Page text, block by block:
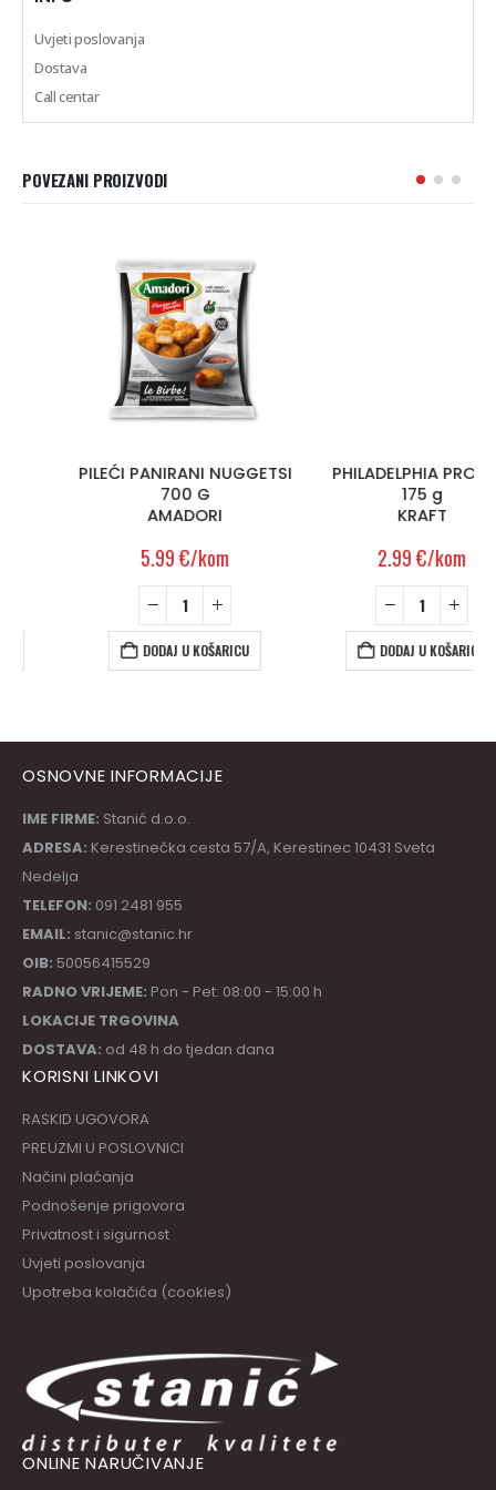
Uvjeti poslovanja
Dostava
Call centar
POVEZANI PROIZVODI
PILEĆI PANIRANI NUGGETSI
AMADORI
/kom
DODAJ U KOŠARICU
PHILADELPHIA PROTEIN
/kom
DODAJ U KOŠARICU
OSNOVNE INFORMACIJE
IME FIRME: Stanić d.o.o.
ADRESA: Kerestinečka cesta 57/A, Kerestinec 10431 Sveta
Nedelja
TELEFON: 091 2481 955
EMAIL: stanic@stanic.hr
OIB: 50056415529
RADNO VRIJEME: Pon - Pet: 08:00 - 15:00 h
LOKACIJE TRGOVINA
DOSTAVA: od 48 h do tjedan dana
KORISNI LINKOVI
RASKID UGOVORA
PREUZMI U POSLOVNICI
Načini plaćanja
Podnošenje prigovora
Privatnost i sigurnost
Uvjeti poslovanja
Upotreba kolačića (cookies)
ONLINE NARUČIVANJE